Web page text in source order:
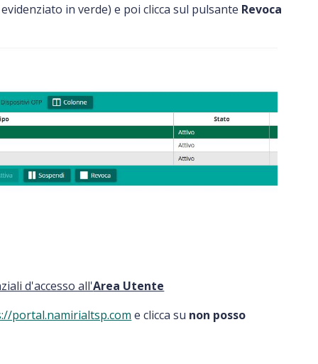
in verde) e poi clicca sul pulsante Revoca
d'accesso all'Area Utente
portal.namirialtsp.com e clicca su non posso